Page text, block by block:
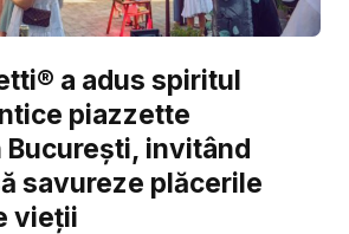
a adus spiritul
piazzette
București, invitând
savureze plăcerile
vieții